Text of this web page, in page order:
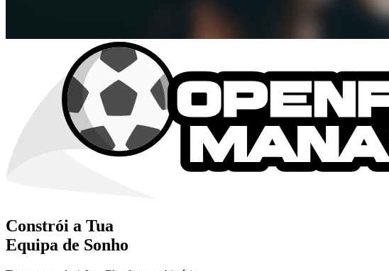
Constrói a Tua
Equipa de Sonho